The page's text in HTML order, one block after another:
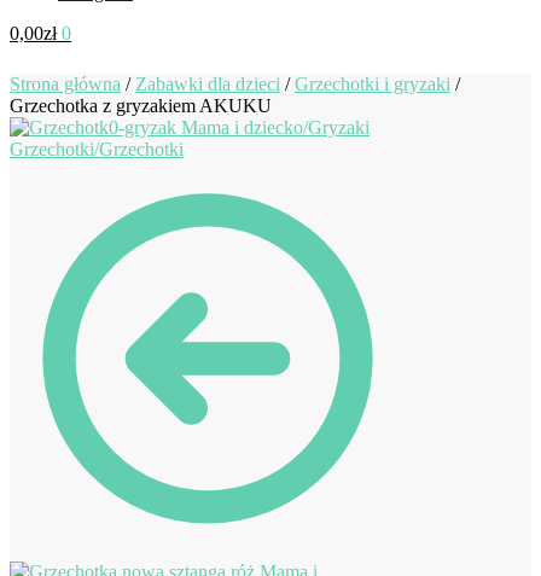
0,00zł 0
Strona główna / Zabawki dla dzieci /Grzechotki i gryzaki /
Grzechotka z gryzakiem AKUKU